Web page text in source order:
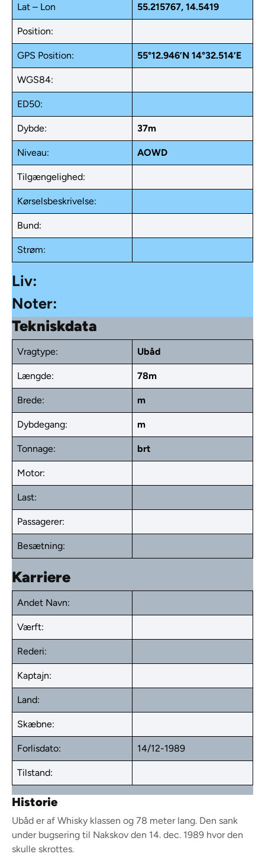
Lat – Lon 55.215767, 14.5419
Position:
GPS Position: 55°12.946’N 14°32.514’E
WGS84:
ED50:
Dybde: 37m
Niveau: AOWD
Tilgængelighed:
Kørselsbeskrivelse:
Bund:
Strøm:
Liv:
Noter:
Tekniskdata
Vragtype: Ubåd
Længde: 78m
Brede: m
Dybdegang: m
Tonnage: brt
Motor:
Last:
Passagerer:
Besætning:
Karriere
Andet Navn:
Værft:
Rederi:
Kaptajn:
Land:
Skæbne:
Forlisdato: 14/12-1989
Tilstand:
Historie
Ubåd er af Whisky klassen og 78 meter lang. Den sank
under bugsering til Nakskov den 14. dec. 1989 hvor den
skulle skrottes.